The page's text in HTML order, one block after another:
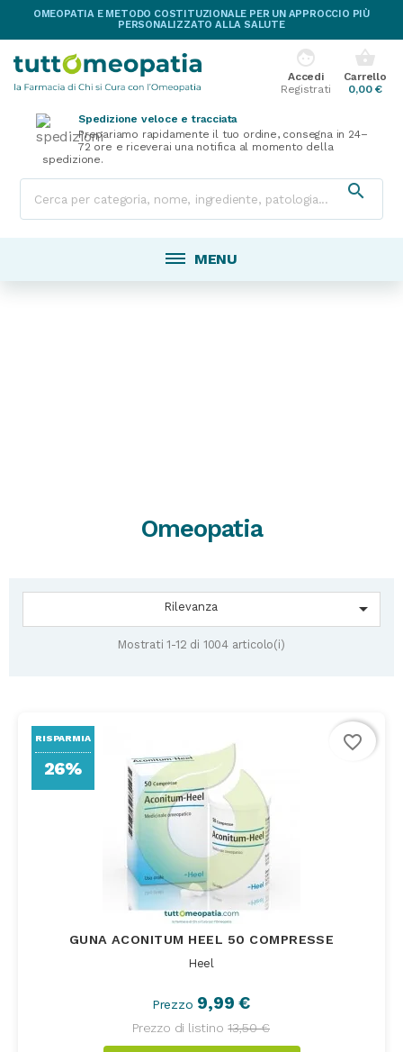
OMEOPATIA E METODO COSTITUZIONALE PER UN APPROCCIO PIÙ
PERSONALIZZATO ALLA SALUTE
shopping_basket
Carrello
0,00 €
face
Accedi
Registrati
Spedizione veloce e tracciata
Prepariamo rapidamente il tuo ordine, consegna in 24–
72 ore e riceverai una notifica al momento della
spedizione.

MENU
Omeopatia
Rilevanza 
Mostrati 1-12 di 1004 articolo(i)
GUNA ACONITUM HEEL 50 COMPRESSE
Heel
Prezzo 9,99 €
Prezzo di listino 13,50 €
RISPARMIA
26%
favorite_border